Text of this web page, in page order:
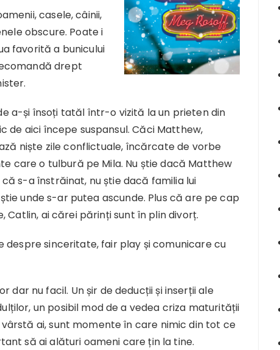
casele, câinii,
obscure. Poate i
favorită a bunicului
drept
a-și însoți tatăl într-o vizită la un prieten din
aici începe suspansul. Căci Matthew,
niște zile conflictuale, încărcate de vorbe
care o tulbură pe Mila. Nu știe dacă Matthew
s-a înstrăinat, nu știe dacă familia lui
unde s-ar putea ascunde. Plus că are pe cap
Catlin, ai cărei părinți sunt în plin divorț.
sinceritate, fair play și comunicare cu
dar nu facil. Un șir de deducții și inserții ale
un posibil mod de a vedea criza maturității
ai, sunt momente în care nimic din tot ce
să ai alături oameni care țin la tine.